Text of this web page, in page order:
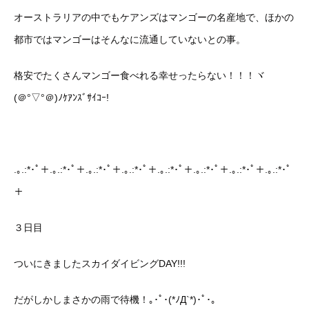
オーストラリアの中でもケアンズはマンゴーの名産地で、ほかの
都市ではマンゴーはそんなに流通していないとの事。
格安でたくさんマンゴー食べれる幸せったらない！！！ヾ
(＠°▽°＠)ﾉｹｱﾝｽﾞｻｲｺｰ!
.｡.:*･ﾟ＋.｡.:*･ﾟ＋.｡.:*･ﾟ＋.｡.:*･ﾟ＋.｡.:*･ﾟ＋.｡.:*･ﾟ＋.｡.:*･ﾟ＋.｡.:*･ﾟ
＋
３日目
ついにきましたスカイダイビングDAY!!!
だがしかしまさかの雨で待機！｡･ﾟ･(*ﾉД`*)･ﾟ･。